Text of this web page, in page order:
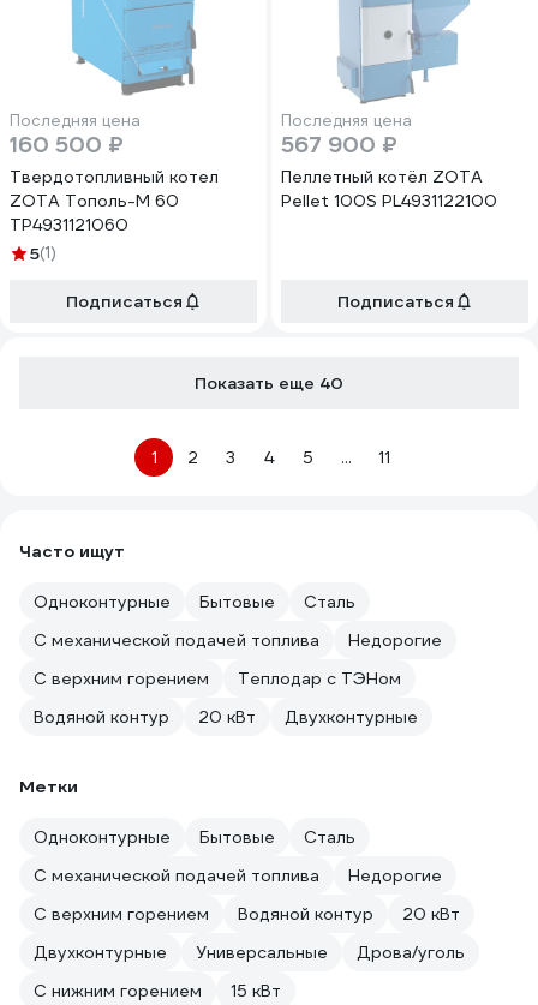
Последняя цена
160 500 ₽
Твердотопливный котел
ZOTA Тополь-М 60
TP4931121060
5(1)
Подписаться
Последняя цена
567 900 ₽
Пеллетный котёл ZOTA
Pellet 100S PL4931122100
Подписаться
Показать еще 40
1 2 3 4 5 ... 11
Часто ищут
Одноконтурные Бытовые
Сталь
С механической подачей топлива
Недорогие
С верхним горением
Теплодар с ТЭНом
Водяной контур
20 кВт Двухконтурные
Метки
Одноконтурные Бытовые
Сталь
С механической подачей топлива
Недорогие
С верхним горением
Водяной контур
20 кВт
Двухконтурные
Универсальные
Дрова/уголь
С нижним горением
15 кВт